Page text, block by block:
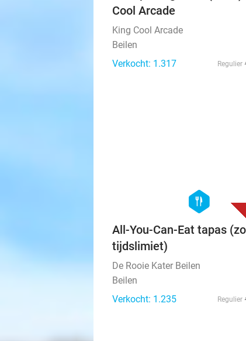
Cool Arcade
King Cool Arcade
Beilen
Verkocht: 1.317
Regulier
hexagon
food
All-You-Can-Eat tapas
tijdslimiet)
De Rooie Kater Beilen
Beilen
Verkocht: 1.235
Regulier